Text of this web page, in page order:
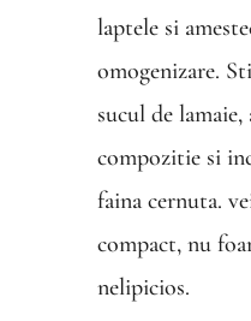
laptele si
omogenizare.
sucul de
compozitie si
faina cernuta.
compact, nu
nelipicios.